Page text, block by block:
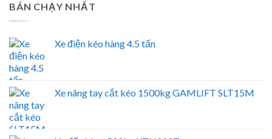
BÁN CHẠY NHẤT
Xe điện kéo hàng 4.5 tấn
Xe nâng tay cắt kéo 1500kg GAMLIFT SLT15M